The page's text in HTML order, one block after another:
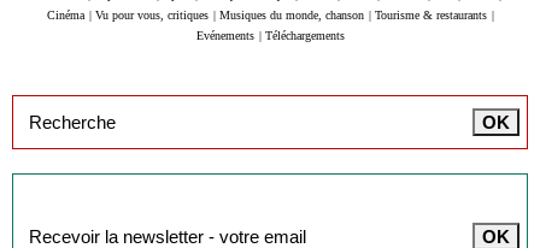
Cinéma | Vu pour vous, critiques | Musiques du monde, chanson | Tourisme & restaurants |
Evénements | Téléchargements